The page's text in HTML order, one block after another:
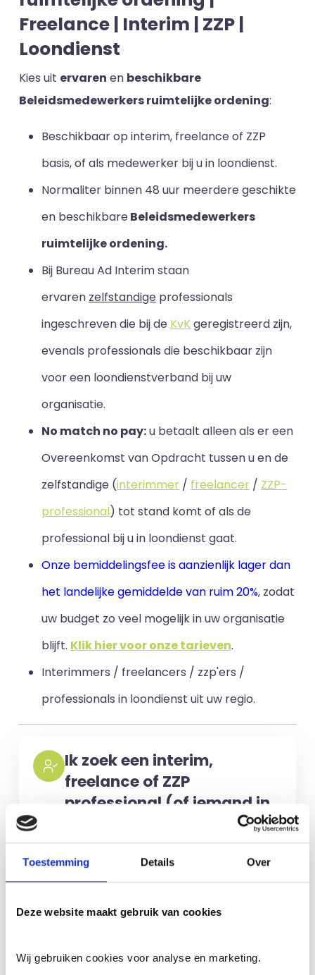
Toestemming Details Over
Deze website maakt gebruik van cookies
Wij gebruiken cookies voor analyse en marketing.
Freelance | Interim | ZZP |
Loondienst
Kies uit ervaren en beschikbare
Beleidsmedewerkers ruimtelijke ordening:
Beschikbaar op interim, freelance of ZZP
basis, of als medewerker bij u in loondienst.
Normaliter binnen 48 uur meerdere geschikte
en beschikbareBeleidsmedewerkers
ruimtelijke ordening.
Bij Bureau Ad Interim staan
ervaren zelfstandige professionals
ingeschreven die bij de KvKgeregistreerd zijn,
evenals professionals die beschikbaar zijn
voor een loondienstverband bij uw
organisatie.
No match no pay:u betaalt alleen als er een
Overeenkomst van Opdracht tussen u en de
zelfstandige (interimmer / freelancer / ZZP-
professional) tot stand komt of als de
professional bij u in loondienst gaat.
Onze bemiddelingsfee is aanzienlijk lager dan
het landelijke gemiddelde van ruim 20%, zodat
uw budget zo veel mogelijk in uw organisatie
blijft. Klik hier voor onze tarieven.
Interimmers / freelancers / zzp'ers /
professionals in loondienst uit uw regio.
Ik zoek een interim,
freelance of ZZP
professional (of iemand in
kandidaten berekenen wij geen kosten.
alleen gemaakt als een professional